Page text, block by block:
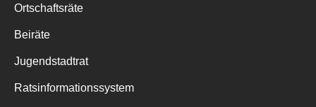
Ortschaftsräte
Beiräte
Jugendstadtrat
Ratsinformationssystem